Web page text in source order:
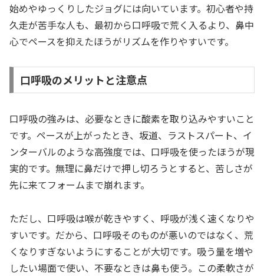
始めやゆっくりしたジョグには向いています。初心者や持
久走が苦手な人も、最初から口呼吸で荒く入るより、鼻中
心でペースを抑えたほうがリズムを作りやすいです。
口呼吸のメリットと注意点
口呼吸の強みは、必要なときに酸素を取り込みやすいこと
です。ペースが上がったとき、坂道、ラストスパート、イ
ンターバルのような高強度では、口呼吸を使ったほうが現
実的です。無理に鼻だけで押し切ろうとすると、苦しさが
先に来てフォームまで崩れます。
ただし、口呼吸は喉が乾きやすく、呼吸が浅く速くなりや
すいです。だから、口呼吸そのものが悪いのではなく、荒
くなりすぎないようにすることが大切です。吸う量を増や
したい場面で使い、不要なときは鼻も使う。この柔軟さが